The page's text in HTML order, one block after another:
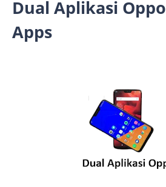
Dual Aplikasi
Apps